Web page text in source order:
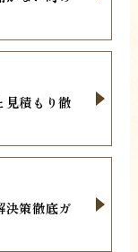
見積もり徹
決策徹底ガ